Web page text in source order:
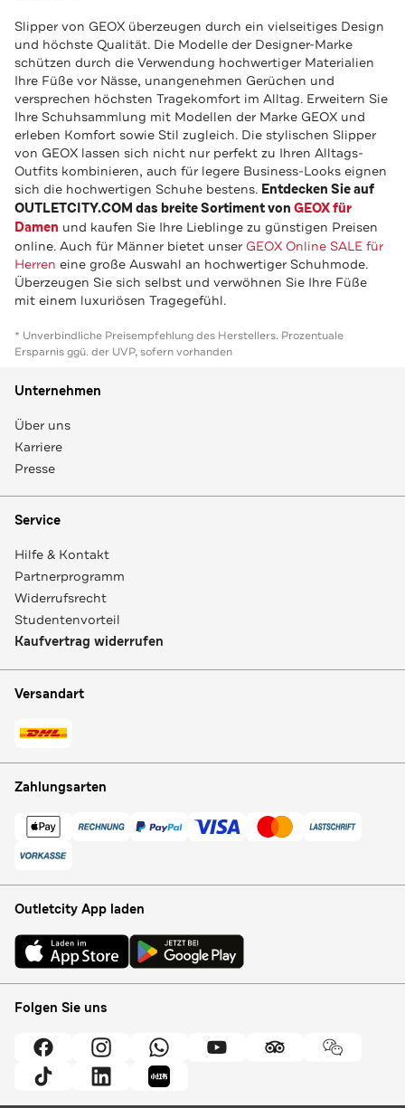
Slipper von GEOX überzeugen durch ein vielseitiges Design
und höchste Qualität. Die Modelle der Designer-Marke
schützen durch die Verwendung hochwertiger Materialien
Ihre Füße vor Nässe, unangenehmen Gerüchen und
versprechen höchsten Tragekomfort im Alltag. Erweitern Sie
Ihre Schuhsammlung mit Modellen der Marke GEOX und
erleben Komfort sowie Stil zugleich. Die stylischen Slipper
von GEOX lassen sich nicht nur perfekt zu Ihren Alltags-
Outfits kombinieren, auch für legere Business-Looks eignen
sich die hochwertigen Schuhe bestens. Entdecken Sie auf
OUTLETCITY.COM das breite Sortiment von GEOX für
Damen und kaufen Sie Ihre Lieblinge zu günstigen Preisen
online. Auch für Männer bietet unser GEOX Online SALE für
Herren eine große Auswahl an hochwertiger Schuhmode.
Überzeugen Sie sich selbst und verwöhnen Sie Ihre Füße
mit einem luxuriösen Tragegefühl.
* Unverbindliche Preisempfehlung des Herstellers. Prozentuale
Ersparnis ggü. der UVP, sofern vorhanden
Unternehmen
Über uns
Karriere
Presse
Service
Hilfe & Kontakt
Partnerprogramm
Widerrufsrecht
Studentenvorteil
Kaufvertrag widerrufen
Versandart
Zahlungsarten
Outletcity App laden
Folgen Sie uns